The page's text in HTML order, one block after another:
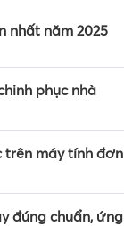
nhất năm 2025
phục nhà
trên máy tính đơn
đúng chuẩn, ứng